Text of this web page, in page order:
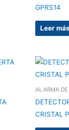
GPRS14
Leer
ALARMA
CRISTAL